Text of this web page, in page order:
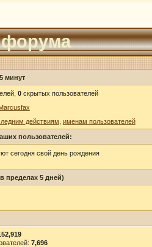
форума
минут
0скрытых пользователей
действиям именам пользователей
пользователей:
сегодня свой день рождения
пределах 5 дней)
7,696